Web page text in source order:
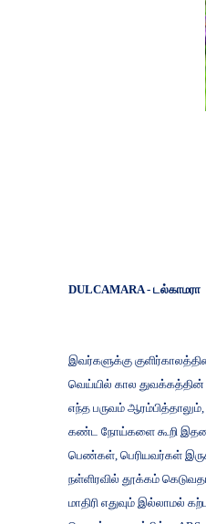
DULCAMARA - டல்காமரா
இவர்களுக்கு
வெய்யில் கால துவக்கத்தின்
எந்த பருவம் ஆரம்பித்தாலும்,
கண்ட நோய்களை கூறி
பெண்கள், பெரியவர்கள்
நள்ளிரவில் தூக்கம்
மாதிரி எதுவும் இல்லாமல்